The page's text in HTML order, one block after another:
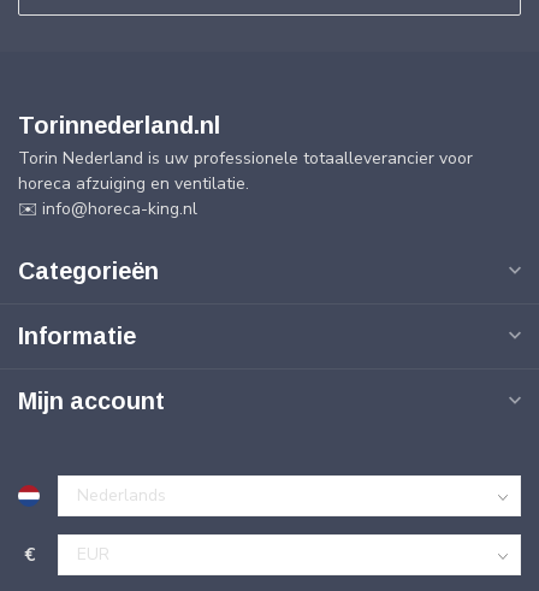
Torinnederland.nl
Torin Nederland is uw professionele totaalleverancier voor
horeca afzuiging en ventilatie.
✉️ info@horeca-king.nl
Categorieën
Informatie
Mijn account
€